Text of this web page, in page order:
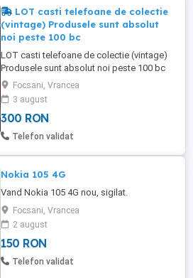
LOT casti telefoane de colectie
(vintage) Produsele sunt absolut
noi peste 100 bc
LOT casti telefoane de colectie (vintage)
Produsele sunt absolut noi peste 100 bc
deci ar veni pret per bucata sub 3 lei Se da
tot lotul odata cum e in poze, pret decent
(sub sfert) decat daca le-as vinde pe
bucata! Pret: 300 Lei Poze reale
Focsani, Vrancea
3 august
300 RON
Telefon validat
Nokia 105 4G
Vand Nokia 105 4G nou, sigilat.
Focsani, Vrancea
2 august
150 RON
Telefon validat